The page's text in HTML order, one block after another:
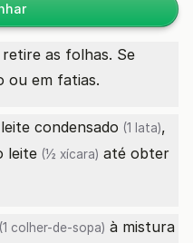
as folhas. Se
ou em fatias.
leite condensado (1 lata),
leite (½ xícara) até obter
(1 colher-de-sopa) à mistura